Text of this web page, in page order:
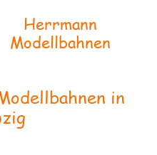
Herrmann
Modellbahnen
in